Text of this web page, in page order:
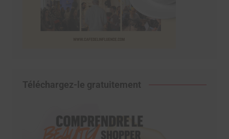
Téléchargez-le gratuitement